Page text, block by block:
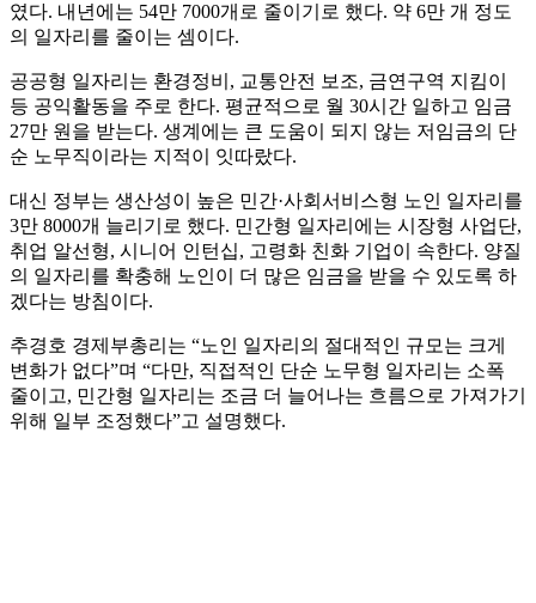
였다. 내년에는 54만 7000개로 줄이기로 했다. 약 6만 개 정도
의 일자리를 줄이는 셈이다.
공공형 일자리는 환경정비, 교통안전 보조, 금연구역 지킴이
등 공익활동을 주로 한다. 평균적으로 월 30시간 일하고 임금
27만 원을 받는다. 생계에는 큰 도움이 되지 않는 저임금의 단
순 노무직이라는 지적이 잇따랐다.
대신 정부는 생산성이 높은 민간·사회서비스형 노인 일자리를
3만 8000개 늘리기로 했다. 민간형 일자리에는 시장형 사업단,
취업 알선형, 시니어 인턴십, 고령화 친화 기업이 속한다. 양질
의 일자리를 확충해 노인이 더 많은 임금을 받을 수 있도록 하
겠다는 방침이다.
추경호 경제부총리는 “노인 일자리의 절대적인 규모는 크게
변화가 없다”며 “다만, 직접적인 단순 노무형 일자리는 소폭
줄이고, 민간형 일자리는 조금 더 늘어나는 흐름으로 가져가기
위해 일부 조정했다”고 설명했다.